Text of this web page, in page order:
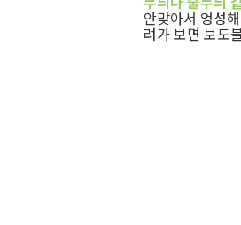
안맞아서 엉성
려가 보면 보도